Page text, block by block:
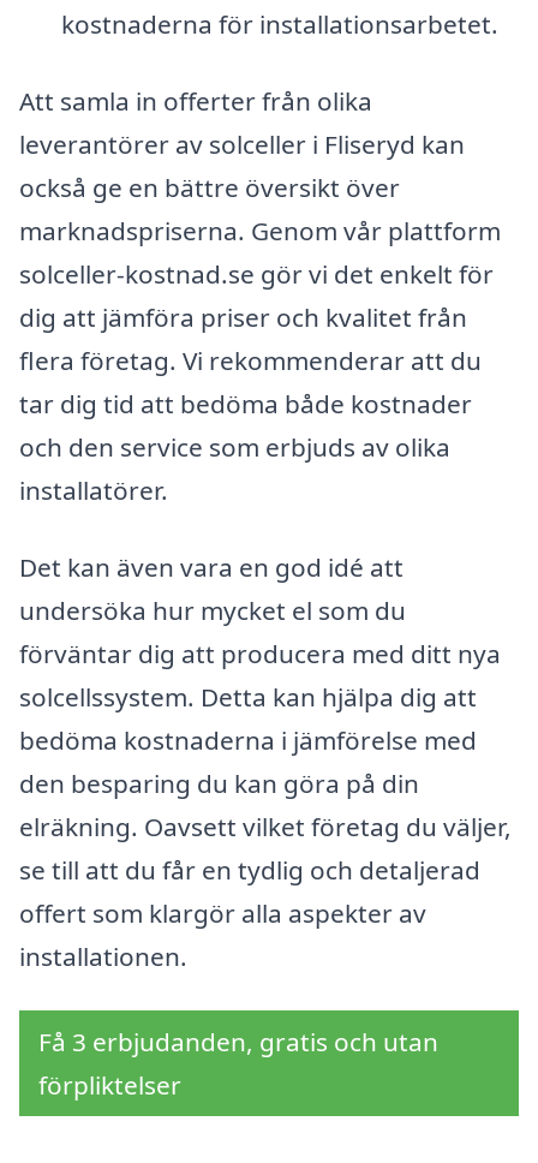
kostnaderna för installationsarbetet.
Att samla in offerter från olika
leverantörer av solceller i Fliseryd kan
också ge en bättre översikt över
marknadspriserna. Genom vår plattform
solceller-kostnad.se gör vi det enkelt för
dig att jämföra priser och kvalitet från
flera företag. Vi rekommenderar att du
tar dig tid att bedöma både kostnader
och den service som erbjuds av olika
installatörer.
Det kan även vara en god idé att
undersöka hur mycket el som du
förväntar dig att producera med ditt nya
solcellssystem. Detta kan hjälpa dig att
bedöma kostnaderna i jämförelse med
den besparing du kan göra på din
elräkning. Oavsett vilket företag du väljer,
se till att du får en tydlig och detaljerad
offert som klargör alla aspekter av
installationen.
Få 3 erbjudanden, gratis och utan
förpliktelser